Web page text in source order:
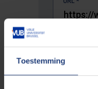
Toestemming
The full URL of